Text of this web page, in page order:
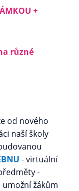
+
různé
od nového
naší školy
- virtuální
-
žákům